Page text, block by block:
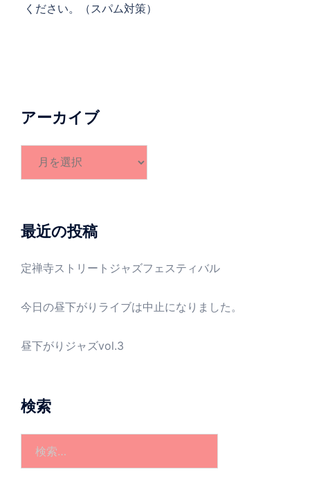
ください。（スパム対策）
アーカイブ
ブ
最近の投稿
定禅寺ストリートジャズフェスティバル
今日の昼下がりライブは中止になりました。
昼下がりジャズvol.3
検索